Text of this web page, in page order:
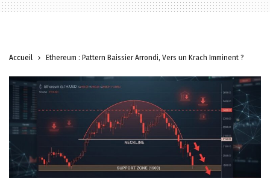
Accueil Ethereum : Pattern Baissier Arrondi, Vers un Krach Imminent ?